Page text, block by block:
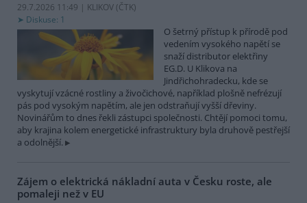
29.7.2026 11:49 | KLIKOV (ČTK)
Diskuse: 1
O šetrný přístup k přírodě pod
vedením vysokého napětí se
snaží distributor elektřiny
EG.D. U Klikova na
Jindřichohradecku, kde se
vyskytují vzácné rostliny a živočichové, například plošně nefrézují
pás pod vysokým napětím, ale jen odstraňují vyšší dřeviny.
Novinářům to dnes řekli zástupci společnosti. Chtějí pomoci tomu,
aby krajina kolem energetické infrastruktury byla druhově pestřejší
a odolnější.
Zájem o elektrická nákladní auta v Česku roste, ale
pomaleji než v EU